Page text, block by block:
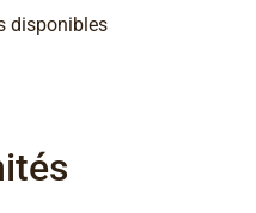
disponibles